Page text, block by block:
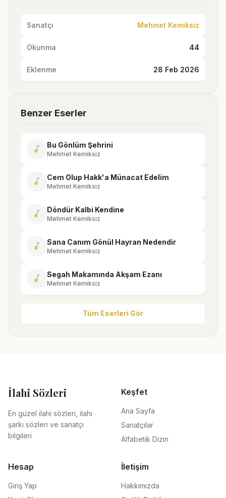
Sanatçı Mehmet Kemiksiz
Okunma 44
Eklenme 28 Feb 2026
Benzer Eserler
music_note Bu Gönlüm Şehrini
Mehmet Kemiksiz
music_note Cem Olup Hakk'a Münacat Edelim
Mehmet Kemiksiz
music_note Döndür Kalbi Kendine
Mehmet Kemiksiz
music_note Sana Canım Gönül Hayran Nedendir
Mehmet Kemiksiz
music_note Segah Makamında Akşam Ezanı
Mehmet Kemiksiz
Tüm Eserleri Gör
İlahi Sözleri
En güzel ilahi sözleri, ilahi
şarkı sözleri ve sanatçı
bilgileri
Keşfet
Ana Sayfa
Sanatçılar
Alfabetik Dizin
Hesap
Giriş Yap
İletişim
Hakkımızda